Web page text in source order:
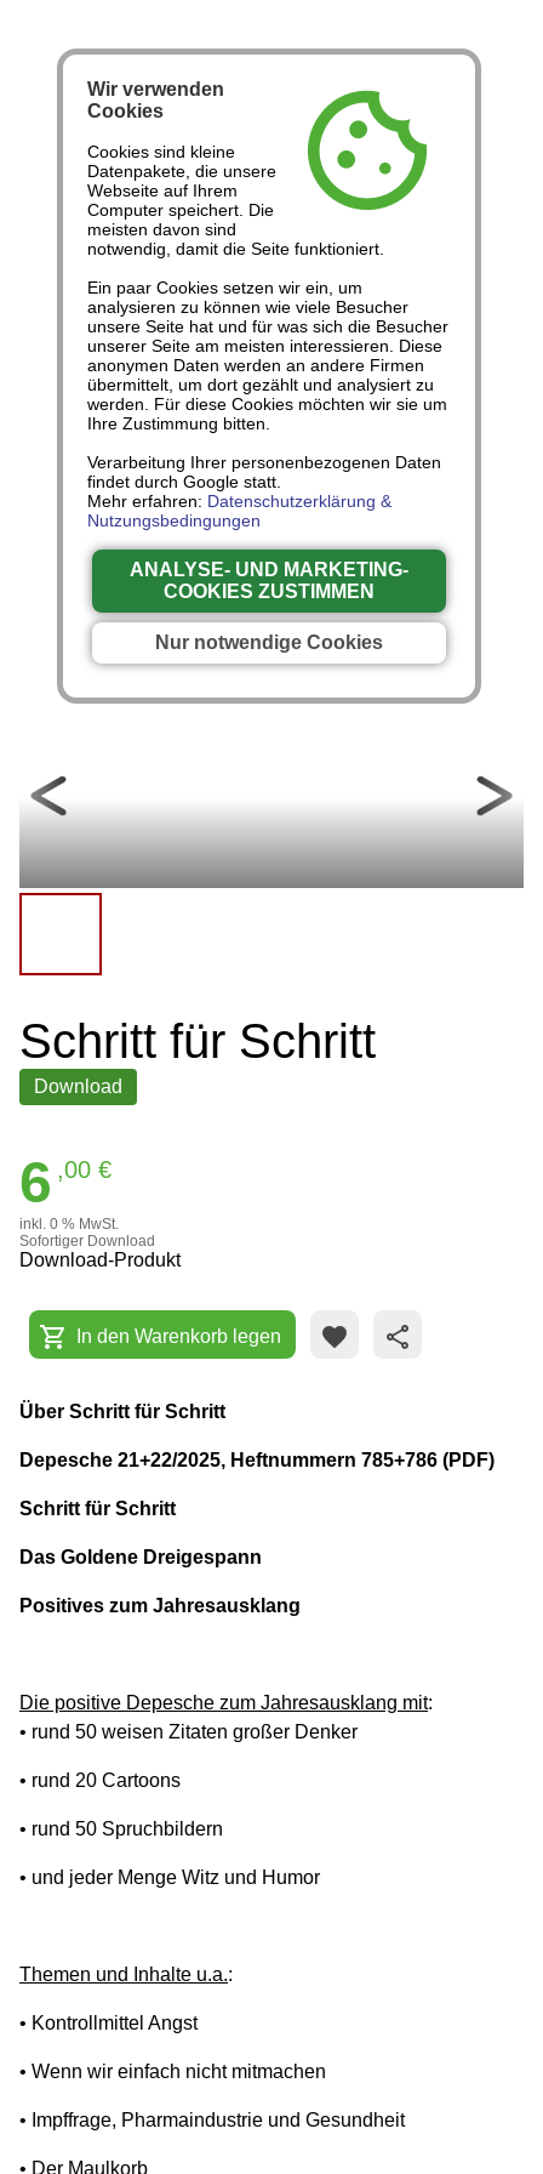
Schritt für Schritt
Download
6 ,00 €
inkl. 0 % MwSt.
Sofortiger Download
Download-Produkt
shopping_cart In den Warenkorb legen favorite share
Über Schritt für Schritt
Depesche 21+22/2025, Heftnummern 785+786 (PDF)
Schritt für Schritt
Das Goldene Dreigespann
Positives zum Jahresausklang
Die positive Depesche zum Jahresausklang mit:
• rund 50 weisen Zitaten großer Denker
• rund 20 Cartoons
• rund 50 Spruchbildern
• und jeder Menge Witz und Humor
Themen und Inhalte u.a.:
• Kontrollmittel Angst
• Wenn wir einfach nicht mitmachen
• Impffrage, Pharmaindustrie und Gesundheit
• Der Maulkorb
cookie
Wir verwenden
Cookies
Cookies sind kleine
Datenpakete, die unsere
Webseite auf Ihrem
Computer speichert. Die
meisten davon sind
notwendig, damit die Seite funktioniert.
Ein paar Cookies setzen wir ein, um
analysieren zu können wie viele Besucher
unsere Seite hat und für was sich die Besucher
unserer Seite am meisten interessieren. Diese
anonymen Daten werden an andere Firmen
übermittelt, um dort gezählt und analysiert zu
werden. Für diese Cookies möchten wir sie um
Ihre Zustimmung bitten.
Verarbeitung Ihrer personenbezogenen Daten
findet durch Google statt.
Mehr erfahren: Datenschutzerklärung &
Nutzungsbedingungen
ANALYSE- UND MARKETING-
COOKIES ZUSTIMMEN
Nur notwendige Cookies